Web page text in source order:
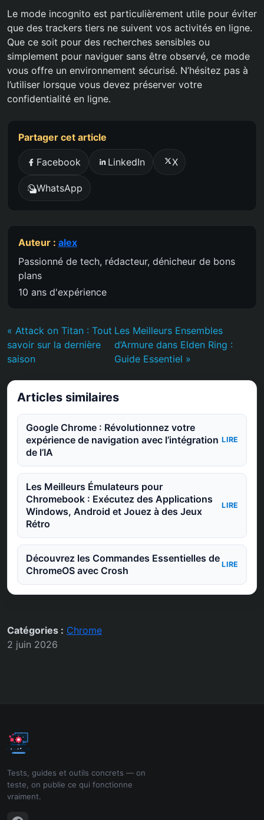
Le mode incognito est particulièrement utile pour éviter
que des trackers tiers ne suivent vos activités en ligne.
Que ce soit pour des recherches sensibles ou
simplement pour naviguer sans être observé, ce mode
vous offre un environnement sécurisé. N’hésitez pas à
l’utiliser lorsque vous devez préserver votre
confidentialité en ligne.
Partager cet article
Facebook LinkedIn X
WhatsApp
Auteur : alex
Passionné de tech, rédacteur, dénicheur de bons
plans
10 ans d'expérience
« Attack on Titan : Tout
savoir sur la dernière
saison
Les Meilleurs Ensembles
d’Armure dans Elden Ring :
Guide Essentiel »
Articles similaires
Google Chrome : Révolutionnez votre
expérience de navigation avec l’intégration
de l’IA
LIRE
Les Meilleurs Émulateurs pour
Chromebook : Exécutez des Applications
Windows, Android et Jouez à des Jeux
Rétro
LIRE
Découvrez les Commandes Essentielles de
ChromeOS avec Crosh
LIRE
Catégories : Chrome
2 juin 2026
Tests, guides et outils concrets — on
teste, on publie ce qui fonctionne
vraiment.